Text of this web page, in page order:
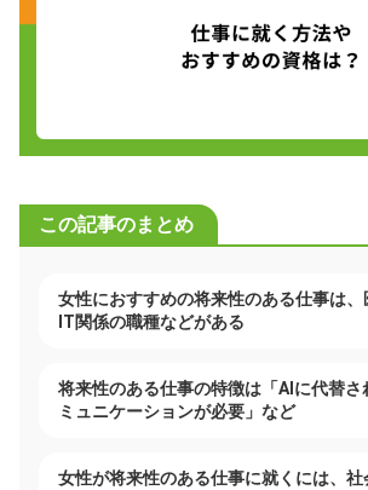
この記事のまとめ
女性におすすめの将来性のある仕事は
IT関係の職種などがある
将来性のある仕事の特徴は「AIに代替さ
ミュニケーションが必要」など
女性が将来性のある仕事に就くには、社